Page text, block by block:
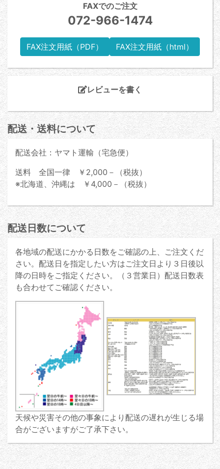
FAXでのご注文
072-966-1474
FAX注文用紙（PDF） FAX注文用紙（html）
レビューを書く
配送・送料について
配送会社：ヤマト運輸（宅急便）
送料 全国一律 ￥2,000－（税抜）
※北海道、沖縄は ￥4,000－（税抜）
配送日数について
各地域の配送にかかる日数をご確認の上、ご注文くだ
さい。配送日を指定したい方はご注文日より３日後以
降の日時をご指定ください。（３営業日）配送日数表
も合わせてご確認ください。
天候や災害その他の事象により配送の遅れが生じる場
合がございますがご了承下さい。